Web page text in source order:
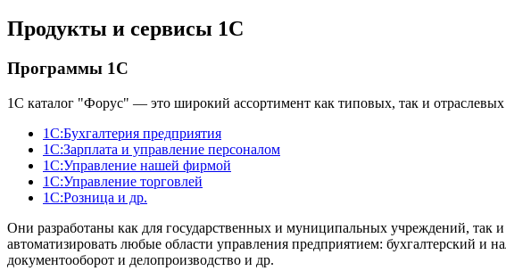
Продукты и сервисы 1С
Программы 1С
1С каталог "Форус" — это широкий ассортимент как типовых, так и
1С:Бухгалтерия предприятия
1С:Зарплата и управление персоналом
1С:Управление нашей фирмой
1С:Управление торговлей
1С:Розница и др.
Они разработаны как для государственных и муниципальных учреждений,
автоматизировать любые области управления предприятием: бухгалтерский и
документооборот и делопроизводство и др.